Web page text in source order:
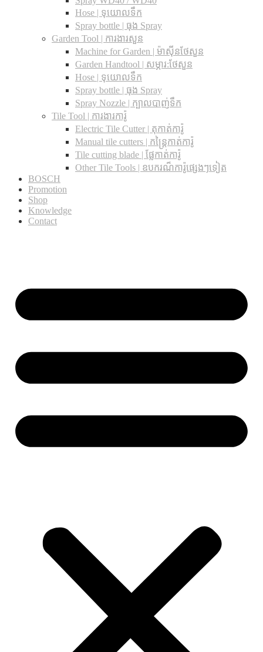
Hose | ទុយោលទឹក
Spray bottle | ធុង Spray
Garden Tool | ការងារសួន
Machine for Garden | ម៉ាស៊ីនថែសួន
Garden Handtool | សម្ភារ:ថែសួន
Hose | ទុយោលទឹក
Spray bottle | ធុង Spray
Spray Nozzle | ក្បាលបាញ់ទឹក
Tile Tool | ការងារការ៉ូ
Electric Tile Cutter | តុកាត់ការ៉ូ
Manual tile cutters | កន្ត្រៃកាត់ការ៉ូ
Tile cutting blade | ផ្លែកាត់ការ៉ូ
Other Tile Tools | ឧបករណ៏ការ៉ូផ្សេងៗទៀត
BOSCH
Promotion
Shop
Knowledge
Contact